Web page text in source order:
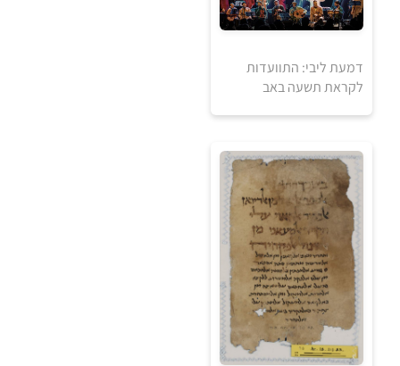
0
למידע ולרכישה
דמעת ליבי: התוועדות
לקראת תשעה באב